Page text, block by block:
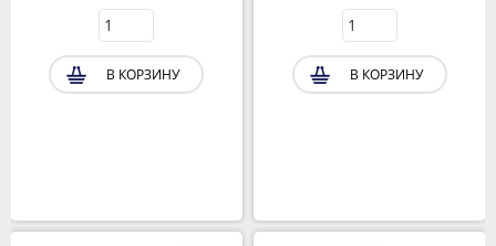
В КОРЗИНУ В КОРЗИНУ